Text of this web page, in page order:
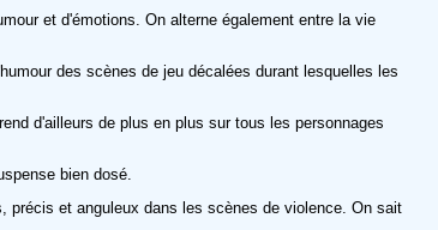
et d'émotions. On alterne également entre la vie
des scènes de jeu décalées durant lesquelles les
d'ailleurs de plus en plus sur tous les personnages
bien dosé.
précis et anguleux dans les scènes de violence. On sait